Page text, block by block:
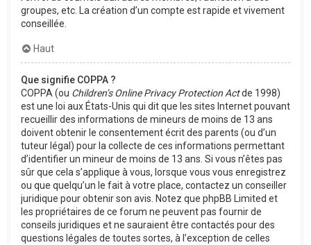
groupes, etc. La création d’un compte est rapide et vivement
conseillée.
Haut
Que signifie COPPA ?
COPPA (ou Children’s Online Privacy Protection Actde 1998)
est une loi aux États-Unis qui dit que les sites Internet pouvant
recueillir des informations de mineurs de moins de 13 ans
doivent obtenir le consentement écrit des parents (ou d’un
tuteur légal) pour la collecte de ces informations permettant
d’identifier un mineur de moins de 13 ans. Si vous n’êtes pas
sûr que cela s’applique à vous, lorsque vous vous enregistrez
ou que quelqu’un le fait à votre place, contactez un conseiller
juridique pour obtenir son avis. Notez que phpBB Limited et
les propriétaires de ce forum ne peuvent pas fournir de
conseils juridiques et ne sauraient être contactés pour des
questions légales de toutes sortes, à l’exception de celles